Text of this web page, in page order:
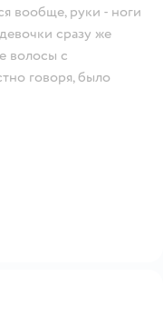
вообще, руки - ноги
сразу же
волосы с
говоря, было